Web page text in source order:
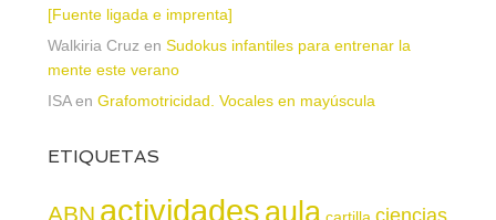
[Fuente ligada e imprenta]
Walkiria Cruz en Sudokus infantiles para entrenar la
mente este verano
ISAen Grafomotricidad. Vocales en mayúscula
ETIQUETAS
ABN actividadesaula
ciencias